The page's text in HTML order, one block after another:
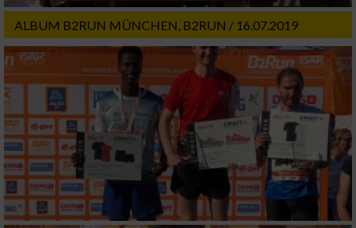
ALBUM B2RUN MÜNCHEN, B2RUN / 16.07.2019
IAB-Verarbeitungszwecke:
Speichern von oder Zugriff auf Informationen
auf einem Endgerät
Verwendung reduzierter Daten zur Auswahl
von Werbeanzeigen
Erstellung von Profilen für personalisierte
Werbung
Verwendung von Profilen zur Auswahl
personalisierter Werbung